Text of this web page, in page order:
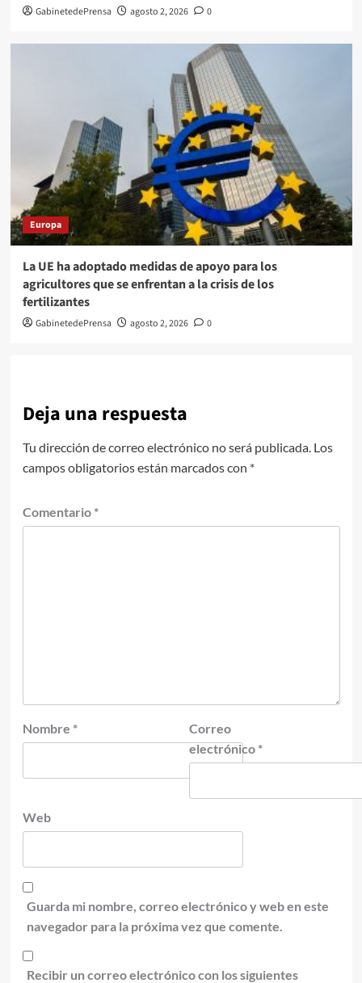
GabinetedePrensa agosto 2, 2026 0
Europa
La UE ha adoptado medidas de apoyo para los
agricultores que se enfrentan a la crisis de los
fertilizantes
GabinetedePrensa agosto 2, 2026 0
Deja una respuesta
Tu dirección de correo electrónico no será publicada. Los
campos obligatorios están marcados con *
Comentario *
Nombre *
Correo
electrónico *
Web
Guarda mi nombre, correo electrónico y web en este
navegador para la próxima vez que comente.
Recibir un correo electrónico con los siguientes